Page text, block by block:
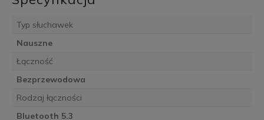
Typ słuchawek
Nauszne
Łączność
Bezprzewodowa
Rodzaj łączności
Bluetooth 5.3